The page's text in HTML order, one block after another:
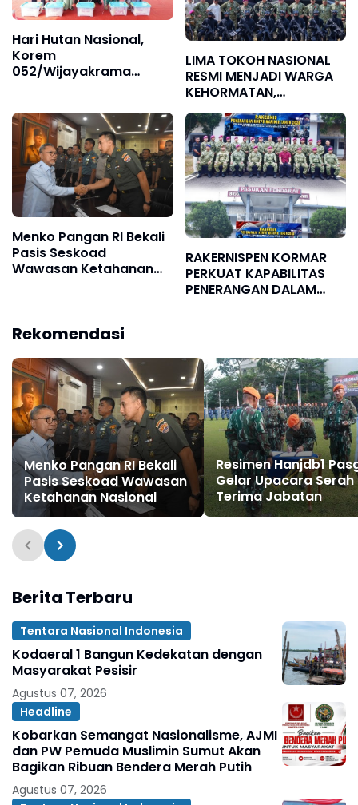
Hari Hutan Nasional,
Korem
052/Wijayakrama
Indonesia"
LIMA TOKOH NASIONAL
RESMI MENJADI WARGA
KEHORMATAN,
KOMITMEN PENGUATAN
KORPS MARINIR SEMAKIN
SOLID
Menko Pangan RI Bekali
Pasis Seskoad
Wawasan Ketahanan
RAKERNISPEN KORMAR
PERKUAT KAPABILITAS
PENERANGAN DALAM
Rekomendasi
Menko Pangan RI Bekali
Pasis Seskoad Wawasan
Ketahanan Nasional
Resimen Hanjdb1
Gelar Upacara Serah
Terima Jabatan
Berita Terbaru
Tentara Nasional Indonesia
Kodaeral 1 Bangun Kedekatan dengan
Masyarakat Pesisir ‎
Agustus 07, 2026
Headline
Kobarkan Semangat Nasionalisme, AJMI
dan PW Pemuda Muslimin Sumut Akan
Bagikan Ribuan Bendera Merah Putih
Agustus 07, 2026